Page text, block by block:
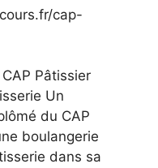
cap-
Pâtissier
Un
du CAP
boulangerie
dans sa